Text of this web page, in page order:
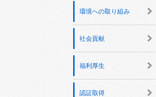
環境への取り組み
社会貢献
福利厚生
認証取得